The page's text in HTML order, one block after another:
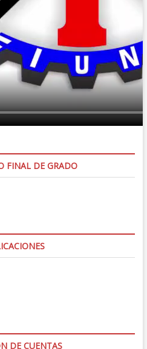
FINAL DE GRADO
DE CUENTAS